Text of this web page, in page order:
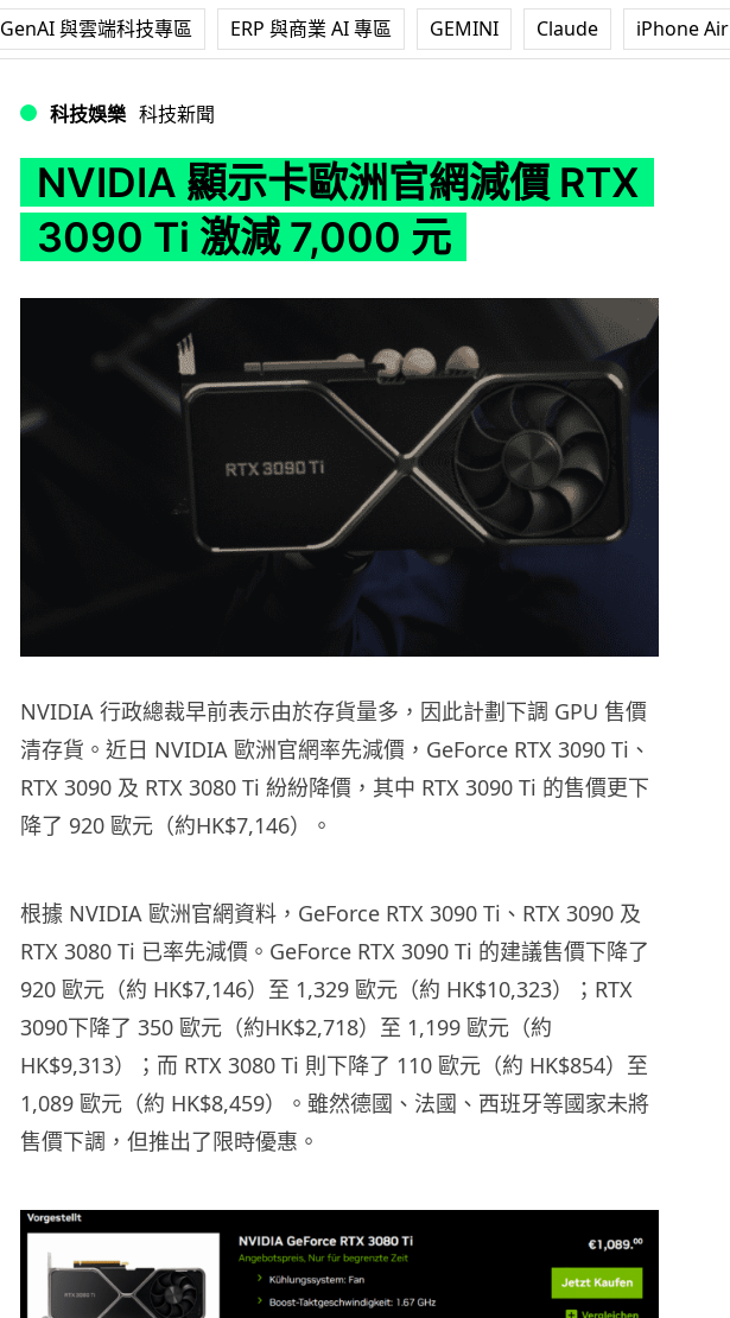
GenAI 與雲端科技專區 ERP 與商業 AI 專區 GEMINI Claude iPhone Air
科技娛樂 科技新聞
NVIDIA 顯示卡歐洲官網減價 RTX
3090 Ti 激減 7,000 元
NVIDIA 行政總裁早前表示由於存貨量多，因此計劃下調 GPU 售價
清存貨。近日 NVIDIA 歐洲官網率先減價，GeForce RTX 3090 Ti、
RTX 3090 及 RTX 3080 Ti 紛紛降價，其中 RTX 3090 Ti 的售價更下
降了 920 歐元（約HK$7,146）。
根據 NVIDIA 歐洲官網資料，GeForce RTX 3090 Ti、RTX 3090 及
RTX 3080 Ti 已率先減價。GeForce RTX 3090 Ti 的建議售價下降了
920 歐元（約 HK$7,146）至 1,329 歐元（約 HK$10,323）；RTX
3090下降了 350 歐元（約HK$2,718）至 1,199 歐元（約
HK$9,313）；而 RTX 3080 Ti 則下降了 110 歐元（約 HK$854）至
1,089 歐元（約 HK$8,459）。雖然德國、法國、西班牙等國家未將
售價下調，但推出了限時優惠。